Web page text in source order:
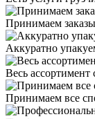
Принимаем
Аккуратно
Весь
Принимаем все